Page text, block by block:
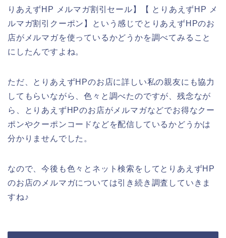
りあえずHP メルマガ割引セール】【 とりあえずHP メ
ルマガ割引クーポン】という感じでとりあえずHPのお
店がメルマガを使っているかどうかを調べてみること
にしたんですよね。
ただ、とりあえずHPのお店に詳しい私の親友にも協力
してもらいながら、色々と調べたのですが、残念なが
ら、とりあえずHPのお店がメルマガなどでお得なクー
ポンやクーポンコードなどを配信しているかどうかは
分かりませんでした。
なので、今後も色々とネット検索をしてとりあえずHP
のお店のメルマガについては引き続き調査していきま
すね♪